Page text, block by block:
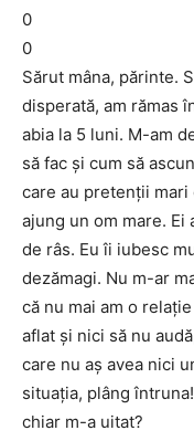
0
0
Sărut mâna, părinte.
disperată, am rămas
abia la 5 luni. M-am
să fac şi cum să
care au pretenţii
ajung un om mare.
de râs. Eu îi iubesc
dezămagi. Nu m-ar
că nu mai am o
aflat şi nici să nu
care nu aş avea nici
situaţia, plâng
chiar m-a uitat?